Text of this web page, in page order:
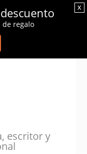
escritor y
de regalo
x